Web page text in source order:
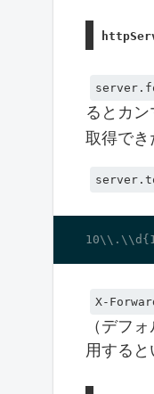
るとカ
取得でき
X-
（デフ
用する